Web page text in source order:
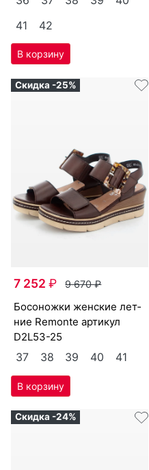
41
42
Скидка -25%
7 252₽ 9 670₽
бо­сонож­ки женс­кие лет­
ние Re­mon­te артикул
D2L53-25
37 38 39 40 41
Скидка -24%